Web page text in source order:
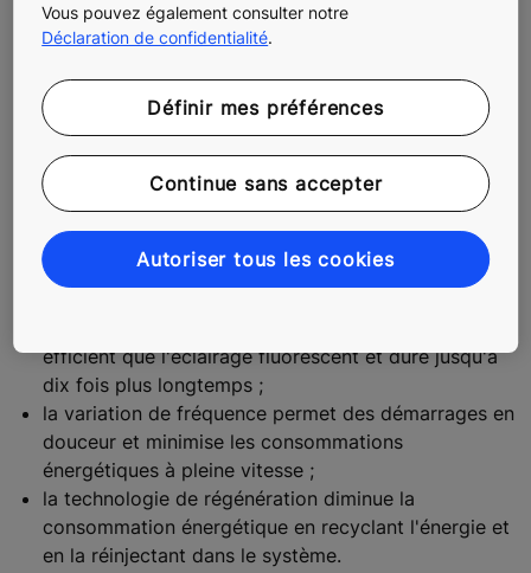
ou en arrêtant le trottoir roulant lorsqu'il n'est pas
utilisé ou que le trafic est faible. Visez l’excellence
la fois moderne et écoresponsable ;
la chaîne de marches ne nécessitant aucune
lubrification, elle permet d'économiser de l'huile, de
réduire l'usure de la chaîne et de diminuer les
risques d'incendie ;
les modes fonctionnels intelligents et le variateur de
fréquence optimisent la consommation d'énergie
efficient que l'éclairage fluorescent et dure jusqu'à
dix fois plus longtemps ;
la variation de fréquence permet des démarrages en
douceur et minimise les consommations
énergétiques à pleine vitesse ;
la technologie de régénération diminue la
consommation énergétique en recyclant l'énergie et
en la réinjectant dans le système.
Vous pouvez également consulter notre
Déclaration de confidentialité.
Définir mes préférences
Continue sans accepter
Autoriser tous les cookies